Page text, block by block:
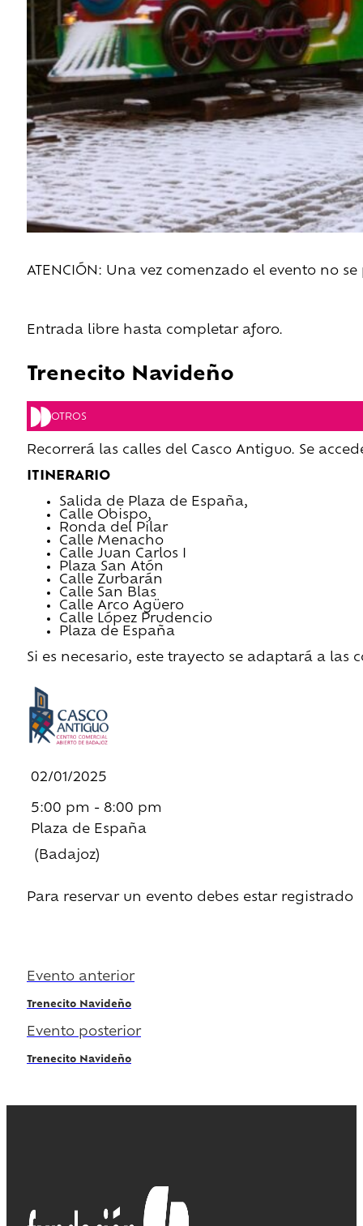
ATENCIÓN: Una vez comenzado el evento no
Entrada libre hasta completar aforo.
Trenecito Navideño
OTROS
Recorrerá las calles del Casco Antiguo. Se
ITINERARIO
Salida de Plaza de España,
Calle Obispo,
Ronda del Pilar
Calle Menacho
Calle Juan Carlos I
Plaza San Atón
Calle Zurbarán
Calle San Blas
Calle Arco Agüero
Calle López Prudencio
Plaza de España
Si es necesario, este trayecto se adaptará a
02/01/2025
5:00 pm - 8:00 pm
Plaza de España
(Badajoz)
Para reservar un evento debes estar registrado
Evento anterior
Trenecito Navideño
Evento posterior
Trenecito Navideño